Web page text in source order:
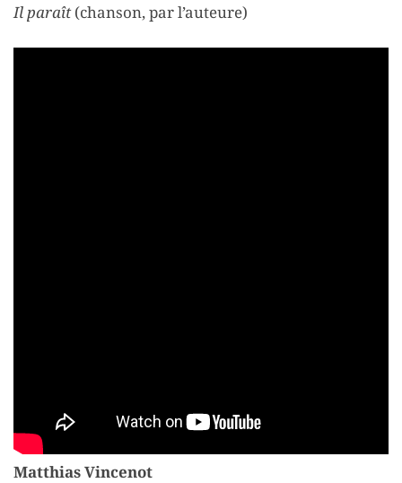
Il paraît(chanson, par l’auteure)
Matthias Vincenot